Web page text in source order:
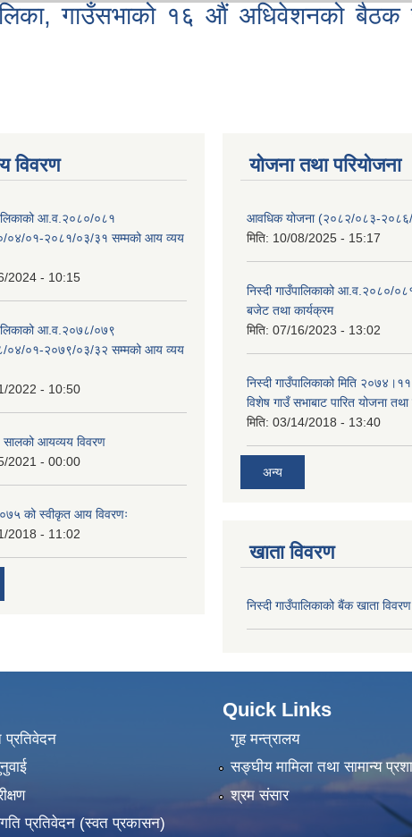
गाउँसभाको १६ औं अधिवेशनको
विवरण
आ.व.२०८०/०८१
०४/०१-२०८१/०३/३१ सम्मको आय व्यय
2024 - 10:15
आ.व.२०७८/०७९
०४/०१-२०७९/०३/३२ सम्मको आय व्यय
2022 - 10:50
आयव्यय विवरण
2021 - 00:00
को स्वीकृत आय विवरणः
2018 - 11:02
योजना तथा परियोजना
आवधिक योजना (२०८२/०८३-
मिति: 10/08/2025 - 15:17
निस्दी गाउँपालिकाको आ.व.२०८०/
बजेट तथा कार्यक्रम
मिति: 07/16/2023 - 13:02
निस्दी गाउँपालिकाको मिति
विशेष गाउँ सभाबाट पारित योजना
मिति: 03/14/2018 - 13:40
अन्य
खाता विवरण
निस्दी गाउँपालिकाको बैंक खाता विवरण
प्रतिवेदन
प्रतिवेदन (स्वत प्रकासन)
Quick Links
गृह मन्त्रालय
सङ्‍घीय मामिला तथा सामान्य
श्रम संसार